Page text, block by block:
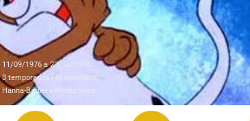
11/09/1976 a 23/12/1978.
3 temporadas (40 episódios).
Hanna-Barbera Productions.